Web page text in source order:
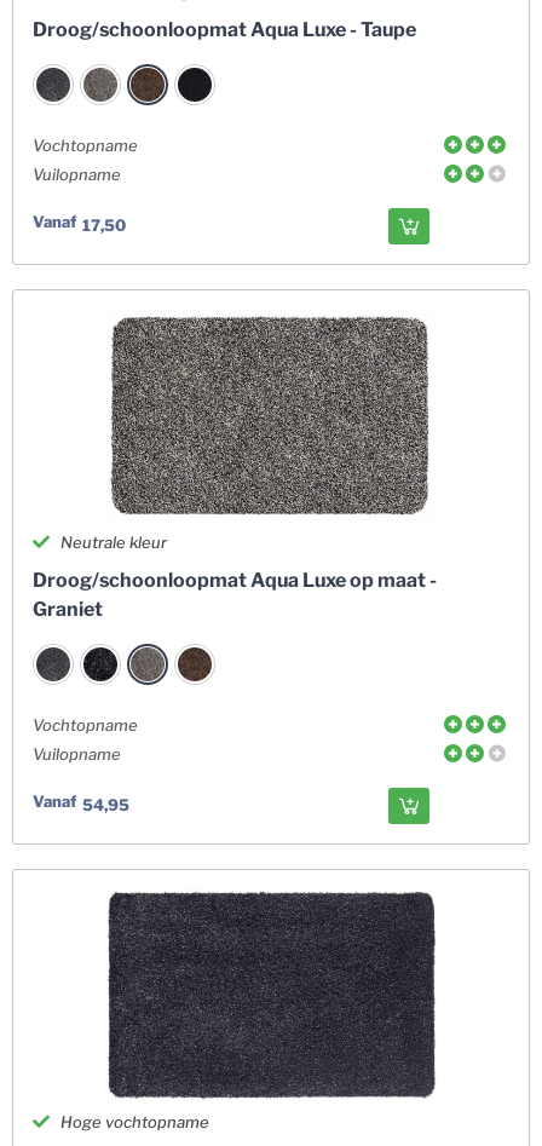
Droog/schoonloopmat Aqua Luxe - Taupe
Vochtopname
Vuilopname
Vanaf 17,50
Neutrale kleur
Droog/schoonloopmat Aqua Luxe op maat -
Graniet
Vochtopname
Vuilopname
Vanaf 54,95
Hoge vochtopname